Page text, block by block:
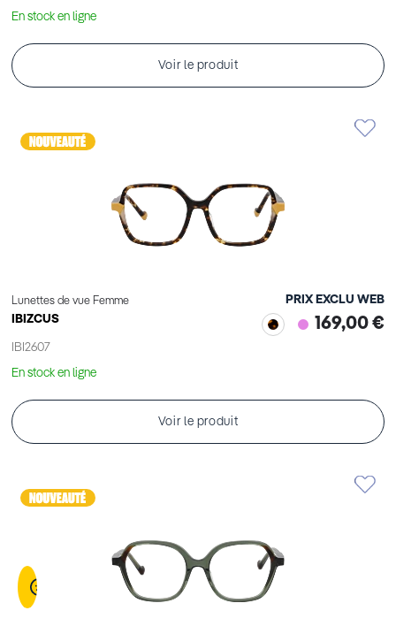
En stock en ligne
Voir le produit
Lunettes de vue Femme
IBIZCUS
IBI2607
PRIX EXCLU WEB
169,00 €
En stock en ligne
Voir le produit